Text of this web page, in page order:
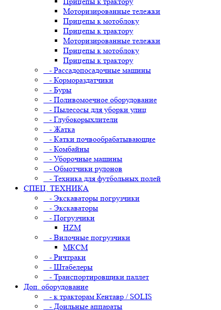
Моторизированные тележки
Прицепы к мотоблоку
Прицепы к трактору
Моторизированные тележки
Прицепы к мотоблоку
Прицепы к трактору
- Рассадопосадочные машины
- Кормораздатчики
- Буры
- Поливомоечное оборудование
- Пылесосы для уборки улиц
- Глубокорыхлители
- Жатка
- Катки почвообрабатывающие
- Комбайны
- Уборочные машины
- Обмотчики рулонов
- Техника для футбольных полей
СПЕЦ. ТЕХНИКА
- Экскаваторы погрузчики
- Экскаваторы
- Погрузчики
HZM
- Вилочные погрузчики
МКСМ
- Ричтраки
- Штабелеры
- Транспортировщики паллет
Доп. оборудование
- к тракторам Кентавр / SOLIS
- Доильные аппараты